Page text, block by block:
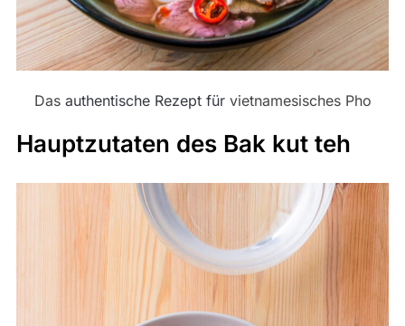
Das authentische Rezept fürvietnamesisches Pho
Hauptzutaten des Bak kut teh